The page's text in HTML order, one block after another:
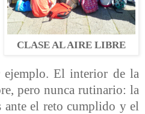
CLASE AL AIRE LIBRE
ejemplo. El interior de la
pero nunca rutinario: la
ante el reto cumplido y el